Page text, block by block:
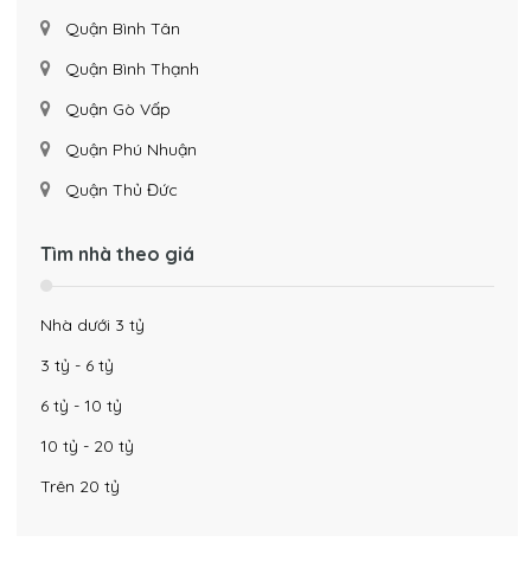
Quận Bình Tân
Quận Bình Thạnh
Quận Gò Vấp
Quận Phú Nhuận
Quận Thủ Đức
Tìm nhà theo giá
Nhà dưới 3 tỷ
3 tỷ - 6 tỷ
6 tỷ - 10 tỷ
10 tỷ - 20 tỷ
Trên 20 tỷ